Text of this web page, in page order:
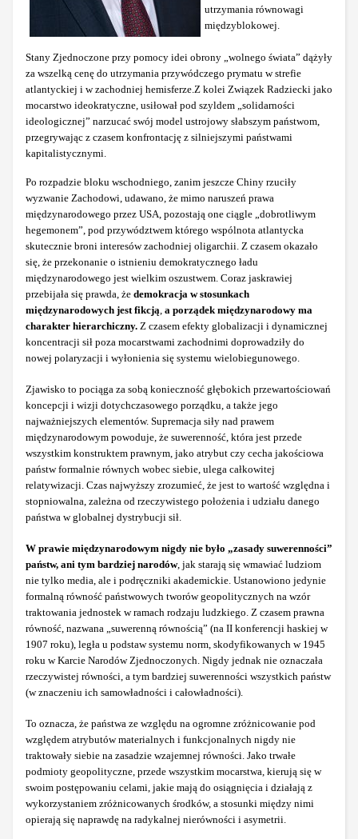
utrzymania równowagi
międzyblokowej.
Stany Zjednoczone przy pomocy idei obrony „wolnego świata” dążyły
za wszelką cenę do utrzymania przywódczego prymatu w strefie
atlantyckiej i w zachodniej hemisferze. Z kolei Związek Radziecki jako
mocarstwo ideokratyczne, usiłował pod szyldem „solidarności
ideologicznej” narzucać swój model ustrojowy słabszym państwom,
przegrywając z czasem konfrontację z silniejszymi państwami
kapitalistycznymi.
Po rozpadzie bloku wschodniego, zanim jeszcze Chiny rzuciły
wyzwanie Zachodowi, udawano, że mimo naruszeń prawa
międzynarodowego przez USA, pozostają one ciągle „dobrotliwym
hegemonem”, pod przywództwem którego wspólnota atlantycka
skutecznie broni interesów zachodniej oligarchii. Z czasem okazało
się, że przekonanie o istnieniu demokratycznego ładu
międzynarodowego jest wielkim oszustwem. Coraz jaskrawiej
przebijała się prawda, że demokracja w stosunkach
międzynarodowych jest fikcją a porządek międzynarodowy ma
charakter hierarchiczny. Z czasem efekty globalizacji i dynamicznej
koncentracji sił poza mocarstwami zachodnimi doprowadziły do
nowej polaryzacji i wyłonienia się systemu wielobiegunowego.
Zjawisko to pociąga za sobą konieczność głębokich przewartościowań
koncepcji i wizji dotychczasowego porządku, a także jego
najważniejszych elementów. Supremacja siły nad prawem
międzynarodowym powoduje, że suwerenność, która jest przede
wszystkim konstruktem prawnym, jako atrybut czy cecha jakościowa
państw formalnie równych wobec siebie, ulega całkowitej
relatywizacji. Czas najwyższy zrozumieć, że jest to wartość względna i
stopniowalna, zależna od rzeczywistego położenia i udziału danego
państwa w globalnej dystrybucji sił.
W prawie międzynarodowym nigdy nie było „zasady suwerenności”
państw, ani tym bardziej narodów, jak starają się wmawiać ludziom
nie tylko media, ale i podręczniki akademickie. Ustanowiono jedynie
formalną równość państwowych tworów geopolitycznych na wzór
traktowania jednostek w ramach rodzaju ludzkiego. Z czasem prawna
równość, nazwana „suwerenną równością” (na II konferencji haskiej w
1907 roku), legła u podstaw systemu norm, skodyfikowanych w 1945
roku w Karcie Narodów Zjednoczonych. Nigdy jednak nie oznaczała
rzeczywistej równości, a tym bardziej suwerenności wszystkich państw
(w znaczeniu ich samowładności i całowładności).
To oznacza, że państwa ze względu na ogromne zróżnicowanie pod
względem atrybutów materialnych i funkcjonalnych nigdy nie
traktowały siebie na zasadzie wzajemnej równości. Jako trwałe
podmioty geopolityczne, przede wszystkim mocarstwa, kierują się w
swoim postępowaniu celami, jakie mają do osiągnięcia i działają z
wykorzystaniem zróżnicowanych środków, a stosunki między nimi
opierają się naprawdę na radykalnej nierówności i asymetrii.